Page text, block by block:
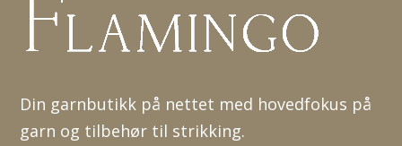
Din garnbutikk på nettet med hovedfokus på
garn og tilbehør til strikking.